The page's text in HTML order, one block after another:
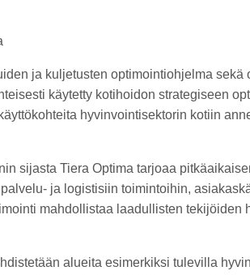
ja kuljetusten optimointiohjelma sekä
käytetty kotihoidon strategiseen
hyvinvointisektorin kotiin
sijasta Tiera Optima tarjoaa
ja logistisiin toimintoihin,
mahdollistaa laadullisten tekijöiden
alueita esimerkiksi tulevilla